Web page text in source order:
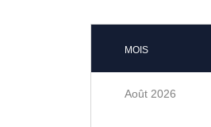
MOIS
Août 2026